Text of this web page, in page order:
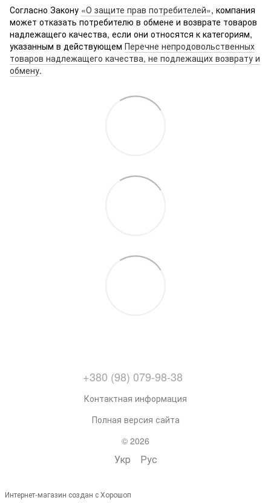
Согласно Закону «О защите прав потребителей», компания
может отказать потребителю в обмене и возврате товаров
надлежащего качества, если они относятся к категориям,
указанным в действующем Перечне непродовольственных
товаров надлежащего качества, не подлежащих возврату и
обмену.
+380 (98) 079-98-38
Контактная информация
Полная версия сайта
© 2026
Укр Рус
Интернет-магазин создан с Хорошоп